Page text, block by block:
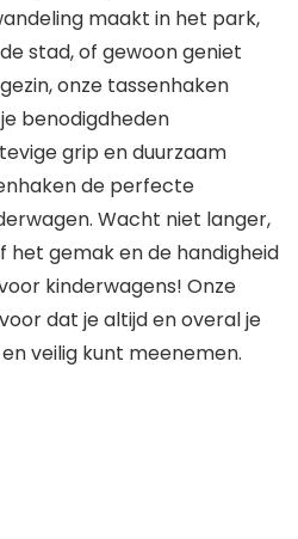
maakt in het park,
stad, of gewoon geniet
onze tassenhaken
benodigdheden
grip en duurzaam
de perfecte
Wacht niet langer,
het gemak en de handigheid
kinderwagens! Onze
dat je altijd en overal je
veilig kunt meenemen.